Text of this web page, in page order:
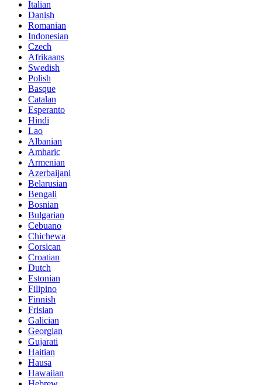
Italian
Danish
Romanian
Indonesian
Czech
Afrikaans
Swedish
Polish
Basque
Catalan
Esperanto
Hindi
Lao
Albanian
Amharic
Armenian
Azerbaijani
Belarusian
Bengali
Bosnian
Bulgarian
Cebuano
Chichewa
Corsican
Croatian
Dutch
Estonian
Filipino
Finnish
Frisian
Galician
Georgian
Gujarati
Haitian
Hausa
Hawaiian